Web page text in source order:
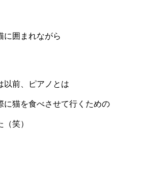
に囲まれながら
以前、ピアノとは
に猫を食べさせて行くための
笑）